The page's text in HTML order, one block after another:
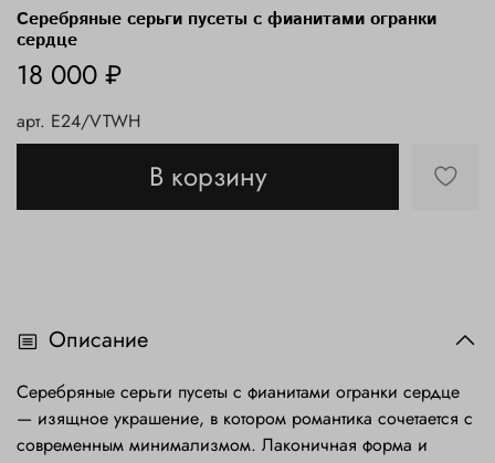
арт. E24/VTWH
Серебряные серьги пусеты с фианитами огранки
сердце
18 000 ₽
В корзину
Описание
Серебряные серьги пусеты с фианитами огранки сердце
— изящное украшение, в котором романтика сочетается с
современным минимализмом. Лаконичная форма и